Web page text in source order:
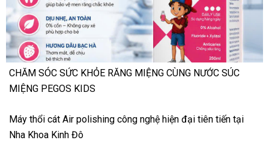
CHĂM SÓC SỨC KHỎE RĂNG MIỆNG CÙNG NƯỚC SÚC
MIỆNG PEGOS KIDS
Máy thổi cát Air polishing công nghệ hiện đại tiên tiến tại
Nha Khoa Kinh Đô